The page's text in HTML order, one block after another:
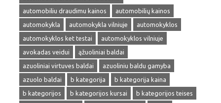
automobiliu draudimu kainos
automobilių kainos
automokykla
automokykla vilniuje
automokyklos
automokyklos ket testai
automokyklos vilniuje
avokadas veidui
ąžuoliniai baldai
azuoliniai virtuves baldai
azuoliniu baldu gamyba
azuolo baldai
b kategorija
b kategorija kaina
b kategorijos
b kategorijos kursai
b kategorijos teises